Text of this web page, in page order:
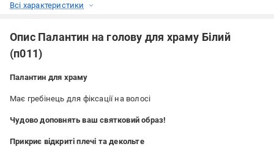
Всі характеристики
Опис Палантин на голову для храму Білий
(п011)
Палантин для храму
Має гребінець для фіксації на волосі
Чудово доповнять ваш святковий образ!
Прикриє відкриті плечі та декольте